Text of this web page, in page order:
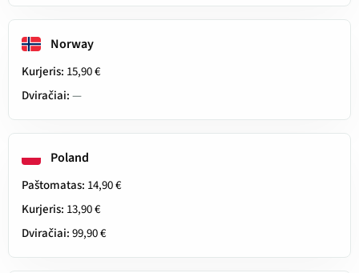
Norway
Kurjeris: 15,90 €
Dviračiai:—
Poland
Paštomatas: 14,90 €
Kurjeris: 13,90 €
Dviračiai:99,90 €